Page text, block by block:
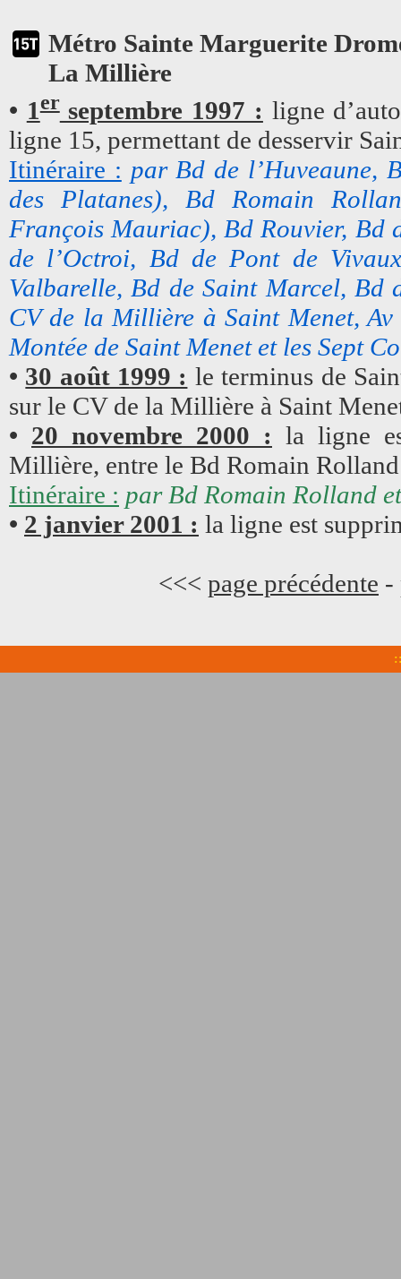
Métro Sainte Marguerite
La Millière
• 1erseptembre 1997 : ligne
ligne 15, permettant de desservir
Itinéraire : par Bd de l’Huveaune,
des Platanes), Bd Romain
François Mauriac), Bd Rouvier, Bd
de l’Octroi, Bd de Pont de
Valbarelle, Bd de Saint Marcel, Bd
CV de la Millière à Saint Menet,
Montée de Saint Menet et les Sept
• 30 août 1999 : le terminus de
sur le CV de la Millière à Saint
• 20 novembre 2000 : la ligne
Millière, entre le Bd Romain
Itinéraire : par Bd Romain Rolland
• 2 janvier 2001 : la ligne est
<<< page précédente -